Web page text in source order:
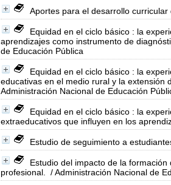
Aportes para el desarrollo curricular
Equidad en el ciclo básico : la
aprendizajes como instrumento de
de Educación Pública
Equidad en el ciclo básico : la
educativas en el medio rural y la extensión
Administración Nacional de Educación
Equidad en el ciclo básico : la
extraeducativos que influyen en los
Estudio de seguimiento a
Estudio del impacto de la
profesional.
/ Administración Nacional de